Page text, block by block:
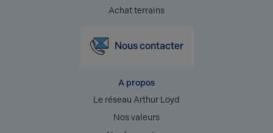
Achat terrains
Nous contacter
A propos
Le réseau Arthur Loyd
Nos valeurs